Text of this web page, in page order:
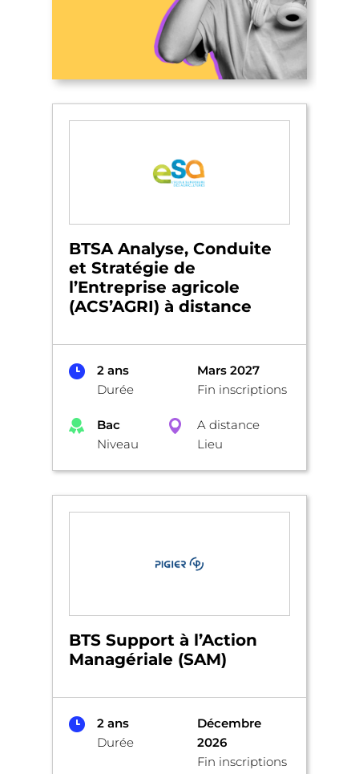
BTSA Analyse, Conduite
et Stratégie de
l’Entreprise agricole
(ACS’AGRI) à distance
2 ans
Durée
Mars 2027
Fin inscriptions
Bac
Niveau
A distance
Lieu
BTS Support à l’Action
Managériale (SAM)
2 ans
Durée
Décembre
2026
Fin inscriptions